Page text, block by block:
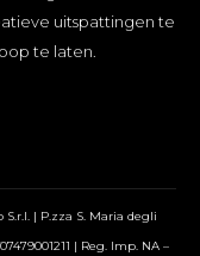
uitspattingen te
te laten.
| P.zza S. Maria degli
| Reg. Imp. NA –